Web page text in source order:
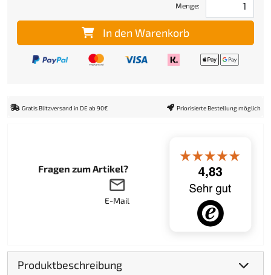
Menge:
In den Warenkorb
Gratis Blitzversand in DE ab 90€ Priorisierte Bestellung möglich
Fragen zum Artikel?
E-Mail
Produktbeschreibung